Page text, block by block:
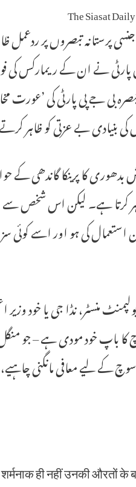
پرستانہ تبصروں پر ردعمل
پارٹی نے ان کے ریمارکس
بی جے پی پارٹی کی
بنیادی بے عزتی کو ظاہر
بدھوری کا پرینکا
کرتا ہے۔ لیکن اس شخص
کی ہو اور اسے کوئی
منسٹر، نڈا جی یا
خود مودی ہے – جو منگل
لیے معافی مانگنی
ही नहीं उनकी औरतों